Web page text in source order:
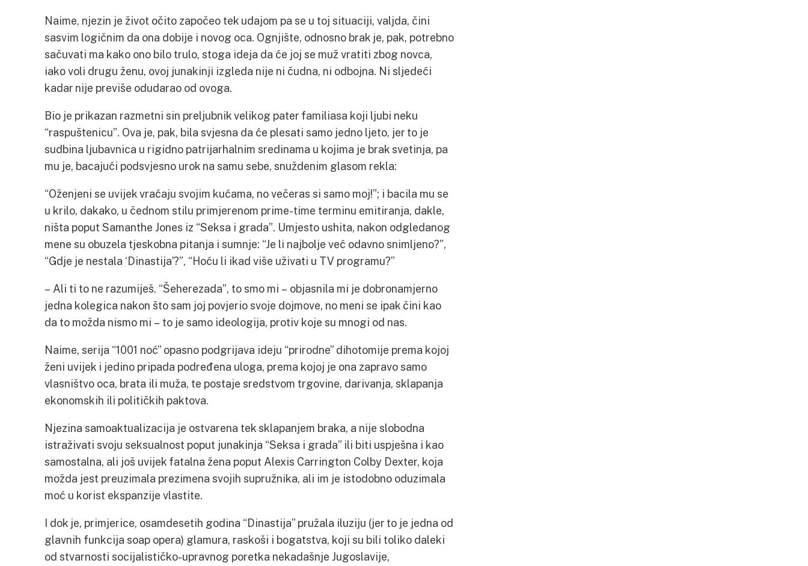
Naime, njezin je život očito započeo tek udajom pa se u toj situaciji, valjda, čini
sasvim logičnim da ona dobije i novog oca. Ognjište, odnosno brak je, pak, potrebno
sačuvati ma kako ono bilo trulo, stoga ideja da će joj se muž vratiti zbog novca,
iako voli drugu ženu, ovoj junakinji izgleda nije ni čudna, ni odbojna. Ni sljedeći
kadar nije previše odudarao od ovoga.
Bio je prikazan razmetni sin preljubnik velikog pater familiasa koji ljubi neku
“raspuštenicu”. Ova je, pak, bila svjesna da će plesati samo jedno ljeto, jer to je
sudbina ljubavnica u rigidno patrijarhalnim sredinama u kojima je brak svetinja, pa
mu je, bacajući podsvjesno urok na samu sebe, snuždenim glasom rekla:
“Oženjeni se uvijek vraćaju svojim kućama, no večeras si samo moj!”; i bacila mu se
u krilo, dakako, u čednom stilu primjerenom prime-time terminu emitiranja, dakle,
ništa poput Samanthe Jones iz “Seksa i grada”. Umjesto ushita, nakon odgledanog
mene su obuzela tjeskobna pitanja i sumnje: “Je li najbolje već odavno snimljeno?”,
“Gdje je nestala ‘Dinastija’?”, “Hoću li ikad više uživati u TV programu?”
– Ali ti to ne razumiješ. “Šeherezada”, to smo mi – objasnila mi je dobronamjerno
jedna kolegica nakon što sam joj povjerio svoje dojmove, no meni se ipak čini kao
da to možda nismo mi – to je samo ideologija, protiv koje su mnogi od nas.
Naime, serija “1001 noć” opasno podgrijava ideju “prirodne” dihotomije prema kojoj
ženi uvijek i jedino pripada podređena uloga, prema kojoj je ona zapravo samo
vlasništvo oca, brata ili muža, te postaje sredstvom trgovine, darivanja, sklapanja
ekonomskih ili političkih paktova.
Njezina samoaktualizacija je ostvarena tek sklapanjem braka, a nije slobodna
istraživati svoju seksualnost poput junakinja “Seksa i grada” ili biti uspješna i kao
samostalna, ali još uvijek fatalna žena poput Alexis Carrington Colby Dexter, koja
možda jest preuzimala prezimena svojih supružnika, ali im je istodobno oduzimala
moć u korist ekspanzije vlastite.
I dok je, primjerice, osamdesetih godina “Dinastija” pružala iluziju (jer to je jedna od
glavnih funkcija soap opera) glamura, raskoši i bogatstva, koji su bili toliko daleki
od stvarnosti socijalističko-upravnog poretka nekadašnje Jugoslavije,